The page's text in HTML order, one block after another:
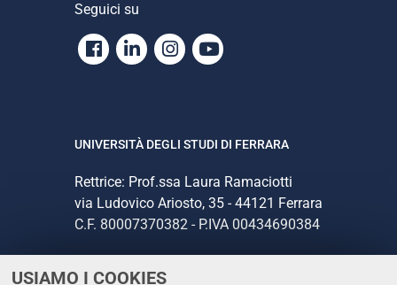
USIAMO I COOKIES
Seguici su
Facebook
LinkedinInstagram
Youtube
UNIVERSITÀ DEGLI STUDI DI FERRARA
Rettrice: Prof.ssa Laura Ramaciotti
via Ludovico Ariosto, 35 - 44121 Ferrara
C.F. 80007370382 - P.IVA 00434690384
CONTATTI